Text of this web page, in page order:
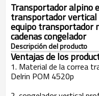
Transportador alpino
transportador vertical
equipo transportador
cadenas congelador
Descripción del producto
Ventajas de los
1. Material de la correa
Delrin POM 4520p